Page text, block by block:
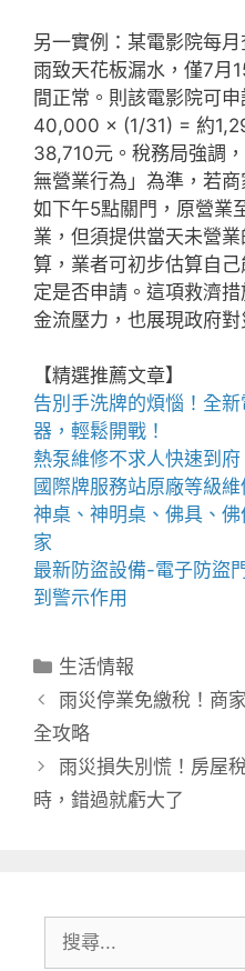
另一實例：某電影院每
雨致天花板漏水，僅7月
間正常。則該電影院可申
40,000 × (1/31) = 約
38,710元。稅務局強調
無營業行為」為準，若
如下午5點關門，原營業
業，但須提供當天未營
算，業者可初步估算自
定是否申請。這項救濟
金流壓力，也展現政府
【精選推薦文章】
告別手洗牌的煩惱！全新
器，輕鬆開戰！
熱泵維修不求人快速到
國際牌服務站原廠等級
神桌、 神明桌 、 佛具 、
家
最新防盜設備-電子防盜
到警示作用
分
類
生活情報
雨災停業免繳稅！商
全攻略
雨災損失別慌！房屋
時，錯過就虧大了
尋: